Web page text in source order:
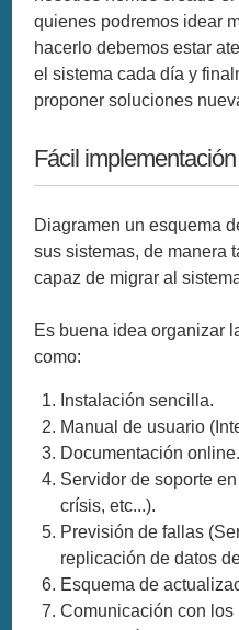
quienes podremos idear
hacerlo debemos estar
el sistema cada día y
proponer soluciones
Fácil implementación
Diagramen un esquema
sus sistemas, de manera
capaz de migrar al
Es buena idea organizar
como:
Instalación sencilla.
Manual de usuario
Documentación online.
Servidor de soporte
crísis, etc...).
Previsión de fallas
replicación de datos
Esquema de
Comunicación con los